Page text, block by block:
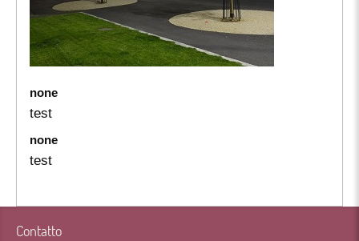
none
test
none
test
Contatto